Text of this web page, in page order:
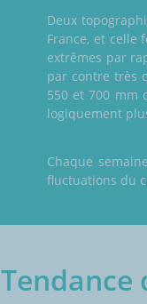
Deux
France, et celle
extrêmes par
par contre très
550 et 700 mm
logiquement
Chaque
fluctuations du
Tendance